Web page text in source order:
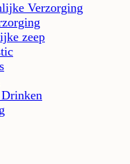
Verzorging
zeep